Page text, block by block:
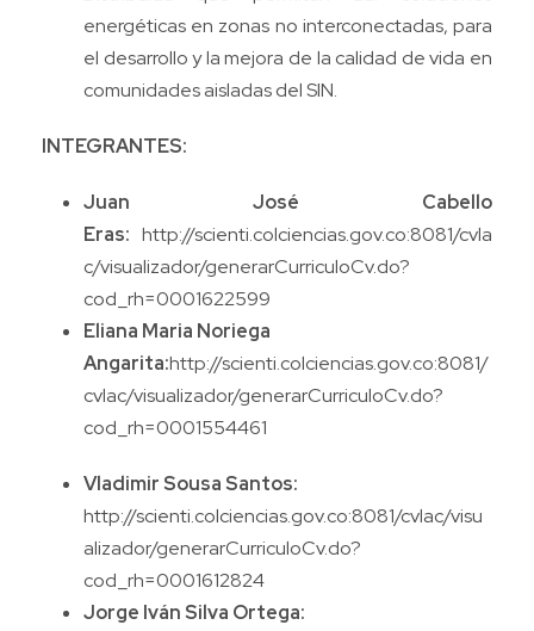
energéticas en zonas no interconectadas, para
el desarrollo y la mejora de la calidad de vida en
comunidades aisladas del SIN.
INTEGRANTES:
Juan José Cabello
Eras: http://scienti.colciencias.gov.co:8081/cvla
c/visualizador/generarCurriculoCv.do?
cod_rh=0001622599
Eliana Maria Noriega
Angarita:http://scienti.colciencias.gov.co:8081/
cvlac/visualizador/generarCurriculoCv.do?
cod_rh=0001554461
Vladimir Sousa Santos:
http://scienti.colciencias.gov.co:8081/cvlac/visu
alizador/generarCurriculoCv.do?
cod_rh=0001612824
Jorge Iván Silva Ortega: